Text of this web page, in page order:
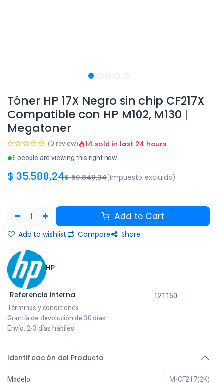
Tóner HP 17X Negro sin chip CF217X
Compatible con HP M102, M130 |
Megatoner
(0 review) 14 sold in last 24 hours
6 people are viewing this right now
$ 35.588,24$50.840,34(impuesto excluido)
Add to Cart
Add to wishlist Compare Share
HP
Referencia interna
121150
Términos y condiciones
Grantía de devolución de 30 días
Envío: 2-3 días hábiles
Identificación del Producto
Modelo M-CF217(2K)